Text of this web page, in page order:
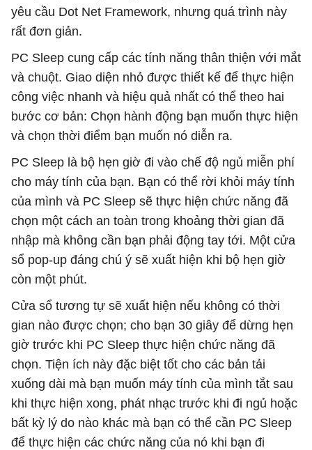
yêu cầu Dot Net Framework, nhưng quá trình này
rất đơn giản.
PC Sleep cung cấp các tính năng thân thiện với mắt
và chuột. Giao diện nhỏ được thiết kế để thực hiện
công việc nhanh và hiệu quả nhất có thể theo hai
bước cơ bản: Chọn hành động bạn muốn thực hiện
và chọn thời điểm bạn muốn nó diễn ra.
PC Sleep là bộ hẹn giờ đi vào chế độ ngủ miễn phí
cho máy tính của bạn. Bạn có thể rời khỏi máy tính
của mình và PC Sleep sẽ thực hiện chức năng đã
chọn một cách an toàn trong khoảng thời gian đã
nhập mà không cần bạn phải động tay tới. Một cửa
sổ pop-up đáng chú ý sẽ xuất hiện khi bộ hẹn giờ
còn một phút.
Cửa sổ tương tự sẽ xuất hiện nếu không có thời
gian nào được chọn; cho bạn 30 giây để dừng hẹn
giờ trước khi PC Sleep thực hiện chức năng đã
chọn. Tiện ích này đặc biệt tốt cho các bản tải
xuống dài mà bạn muốn máy tính của mình tắt sau
khi thực hiện xong, phát nhạc trước khi đi ngủ hoặc
bất kỳ lý do nào khác mà bạn có thể cần PC Sleep
để thực hiện các chức năng của nó khi bạn đi